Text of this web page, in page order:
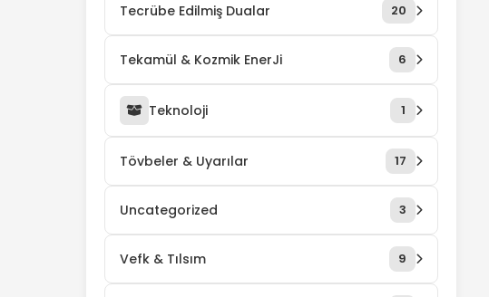
Tecrübe Edilmiş Dualar 20
Tekamül & Kozmik EnerJi 6
Teknoloji 1
Tövbeler & Uyarılar 17
Uncategorized 3
Vefk & Tılsım 9